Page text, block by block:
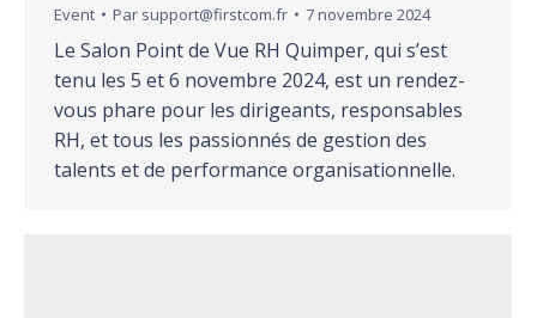
Event Par support@firstcom.fr 7 novembre 2024
Le Salon Point de Vue RH Quimper, qui s’est
tenu les 5 et 6 novembre 2024, est un rendez-
vous phare pour les dirigeants, responsables
RH, et tous les passionnés de gestion des
talents et de performance organisationnelle.